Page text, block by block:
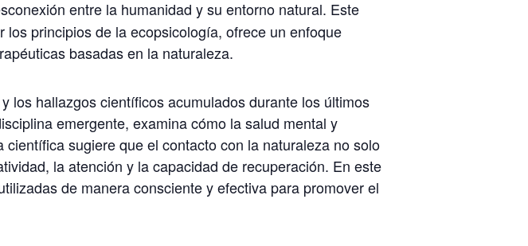
entre la humanidad y su entorno natural. Este
principios de la ecopsicología, ofrece un enfoque
basadas en la naturaleza.
los hallazgos científicos acumulados durante los últimos
emergente, examina cómo la salud mental y
sugiere que el contacto con la naturaleza no solo
la atención y la capacidad de recuperación. En este
de manera consciente y efectiva para promover el